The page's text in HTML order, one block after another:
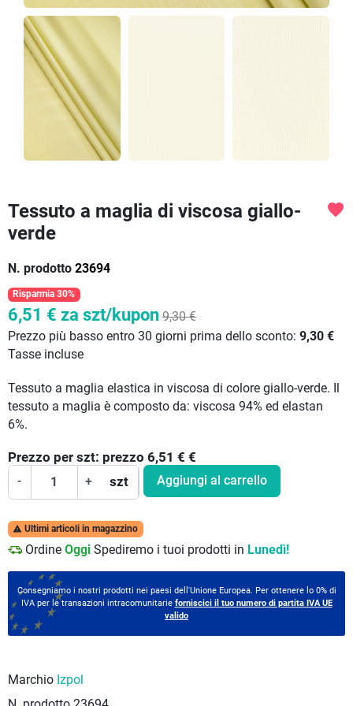
Tessuto a maglia di viscosa giallo-
verde
N. prodotto 23694
favorite
Risparmia 30%
6,51 € za szt/kupon 9,30 €
Prezzo più basso entro 30 giorni prima dello sconto: 9,30 €
Tasse incluse
Tessuto a maglia elastica in viscosa di colore giallo-verde. Il
tessuto a maglia è composto da: viscosa 94% ed elastan
6%.
Prezzo per szt: prezzo 6,51 € €
- + szt Aggiungi al carrello
 Ultimi articoli in magazzino
Ordine Oggi Spediremo i tuoi prodotti in Lunedì!
Consegniamo i nostri prodotti nei paesi dell'Unione Europea. Per ottenere lo 0% di
IVA per le transazioni intracomunitarie forniscici il tuo numero di partita IVA UE
valido
Marchio Izpol